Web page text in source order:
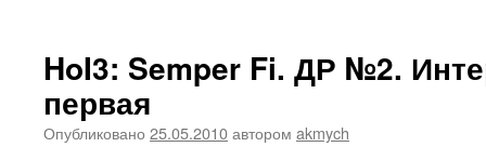
HoI3: Semper Fi. ДР №2.
первая
Опубликовано 25.05.2010автором akmych